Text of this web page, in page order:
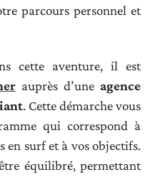
parcours personnel et
cette aventure, il est
auprès d’une agence
. Cette démarche vous
qui correspond à
en surf et à vos objectifs.
équilibré, permettant